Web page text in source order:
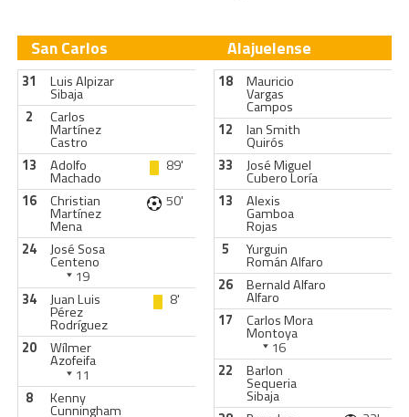
San Carlos
31 Luis Alpizar
Sibaja
2
Carlos
Martínez
Castro
13
Adolfo
Machado
89'
16
Christian
Martínez
Mena
50'
24 José Sosa
Centeno
19
34
Juan Luis
Pérez
Rodríguez
8'
20 Wílmer
Azofeifa
11
8
Kenny
Cunningham
Alajuelense
18 Mauricio
Vargas
Campos
12
Ian Smith
Quirós
33
José Miguel
Cubero Loría
13
Alexis
Gamboa
Rojas
5
Yurguin
Román Alfaro
26
Bernald Alfaro
Alfaro
17
Carlos Mora
Montoya
16
22
Barlon
Sequeria
Sibaja